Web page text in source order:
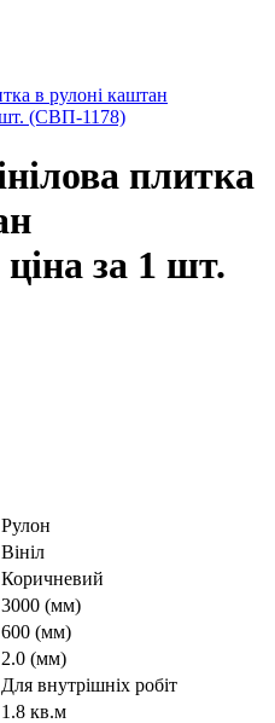
в рулоні каштан
шт. (СВП-1178)
плитка
за 1 шт.
Рулон
Вініл
Коричневий
3000 (мм)
600 (мм)
2.0 (мм)
Для внутрішніх робіт
1.8 кв.м